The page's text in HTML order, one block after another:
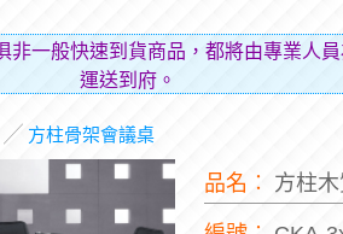
本網
編號︰ CKA-